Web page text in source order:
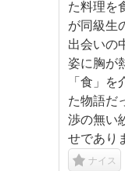
た料理を
が同級生
出会いの
姿に胸が
「食」
た物語だ
渉の無い
せであり
ナイス